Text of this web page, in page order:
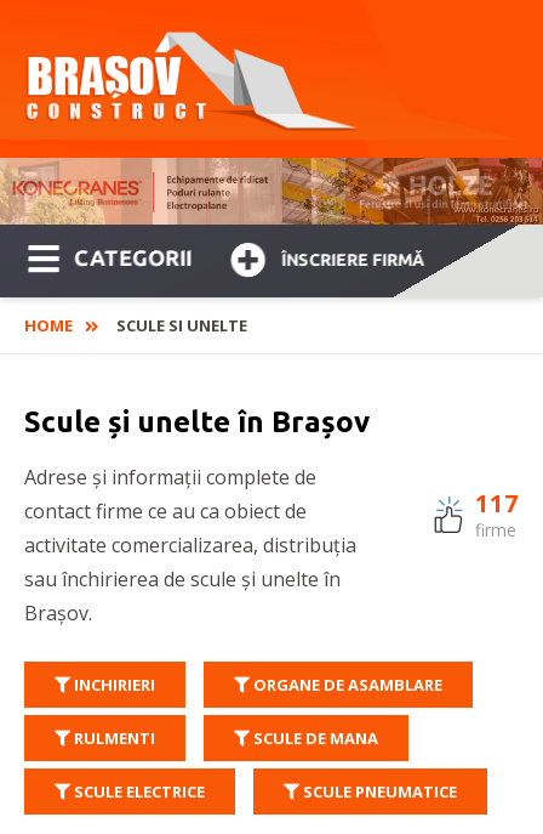
CATEGORII ÎNSCRIERE FIRMĂ
HOME SCULE SI UNELTE
Scule și unelte în Brașov
Adrese și informații complete de
contact firme ce au ca obiect de
activitate comercializarea, distribuția
sau închirierea de scule și unelte în
Brașov.
117
firme
INCHIRIERI ORGANE DE ASAMBLARE
RULMENTI SCULE DE MANA
SCULE ELECTRICE SCULE PNEUMATICE